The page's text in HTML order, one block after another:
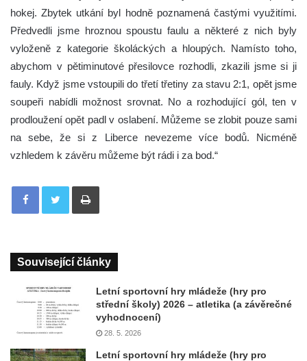
hokej. Zbytek utkání byl hodně poznamená častými využitími.
Předvedli jsme hroznou spoustu faulu a některé z nich byly
vyloženě z kategorie školáckých a hloupých. Namísto toho,
abychom v pětiminutové přesilovce rozhodli, zkazili jsme si ji
fauly. Když jsme vstoupili do třetí třetiny za stavu 2:1, opět jsme
soupeři nabídli možnost srovnat. No a rozhodující gól, ten v
prodloužení opět padl v oslabení. Můžeme se zlobit pouze sami
na sebe, že si z Liberce nevezeme více bodů. Nicméně
vzhledem k závěru můžeme být rádi i za bod.“
Tisknout
Související články
Letní sportovní hry mládeže (hry pro
střední školy) 2026 – atletika (a závěrečné
vyhodnocení)
28. 5. 2026
Letní sportovní hry mládeže (hry pro